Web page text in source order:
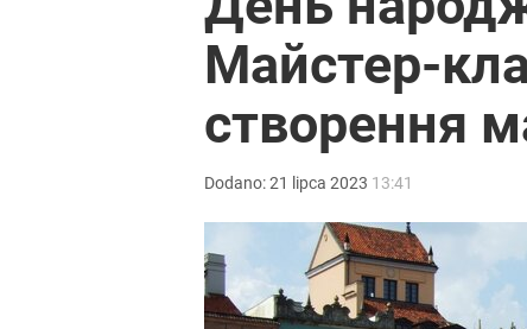
Майстер-
створення
Dodano:21 lipca 2023 13:41